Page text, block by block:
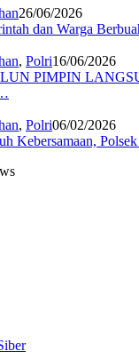
26/06/2026
dan Warga
, Polri16/06/2026
PIMPIN
, Polri06/02/2026
Kebersamaan,